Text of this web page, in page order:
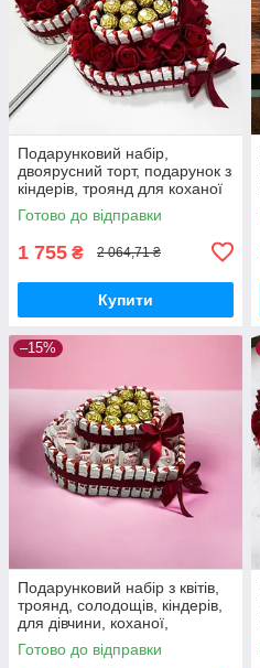
Подарунковий набір,
двоярусний торт, подарунок з
кіндерів, троянд для коханої
дівчини, дочки, дружини на
день народження
Готово до відправки
1 755 ₴ 2 064,71 ₴
Купити
–15%
Подарунковий набір з квітів,
троянд, солодощів, кіндерів,
для дівчини, коханої,
дружини на день народження
Готово до відправки